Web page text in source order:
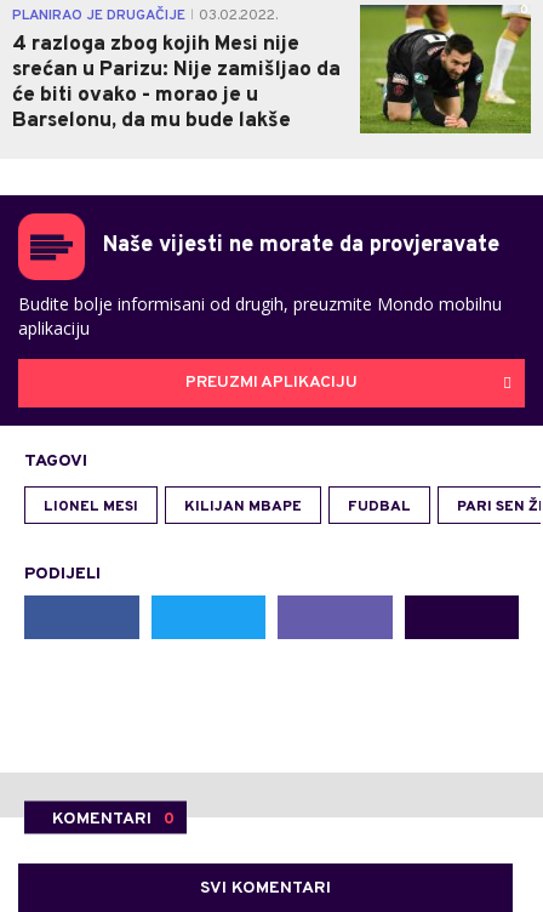
PLANIRAO JE DRUGAČIJE 03.02.2022.
4 razloga zbog kojih Mesi nije
srećan u Parizu: Nije zamišljao da
će biti ovako - morao je u
Barselonu, da mu bude lakše
0
Naše vijesti ne morate da provjeravate
Budite bolje informisani od drugih, preuzmite Mondo mobilnu
aplikaciju
PREUZMI APLIKACIJU
TAGOVI
LIONEL MESI KILIJAN MBAPE FUDBAL PARI SEN
PODIJELI
KOMENTARI 0
SVI KOMENTARI